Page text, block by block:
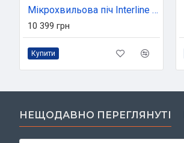
Мікрохвильова піч Interline MWA 520 SSA BA
10 399 грн
Купити
НЕЩОДАВНО ПЕРЕГЛЯНУТІ